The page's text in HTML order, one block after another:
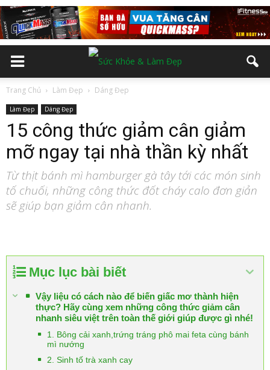
Trang Chủ Làm Đẹp Dáng Đẹp
Làm Đẹp Dáng Đẹp
15 công thức giảm cân giảm
mỡ ngay tại nhà thần kỳ nhất
Từ thịt bánh mì hamburger gà tây tới các món sinh
tố chuối, những công thức đốt cháy calo đơn giản
sẽ giúp bạn giảm cân nhanh.
Mục lục bài biết
Vậy liệu có cách nào để biến giấc mơ thành hiện
thực? Hãy cùng xem những công thức giảm cân
nhanh siêu việt trên toàn thế giới giúp được gì nhé!
1. Bông cải xanh,trứng tráng phô mai feta cùng bánh
mì nướng
2. Sinh tố trà xanh cay